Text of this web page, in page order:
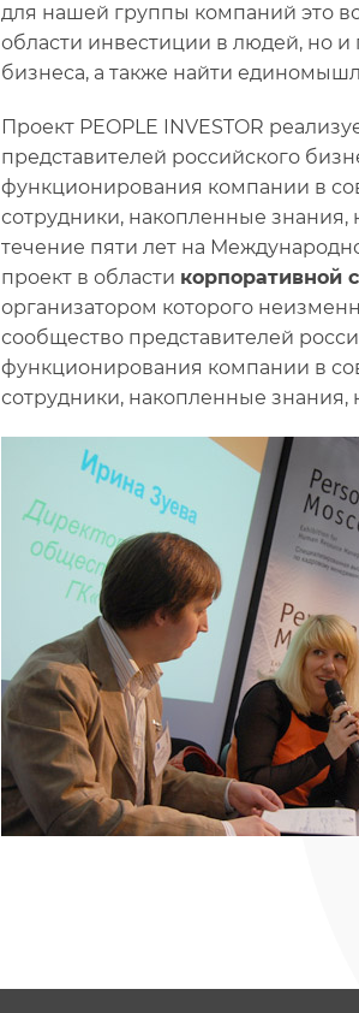
для нашей группы компаний это
области инвестиции в людей, но
бизнеса, а также найти
Проект PEOPLE INVESTOR
представителей российского
функционирования компании в
сотрудники, накопленные
течение пяти лет на
проект в области корпоративной
организатором которого
сообщество представителей
функционирования компании в
сотрудники, накопленные